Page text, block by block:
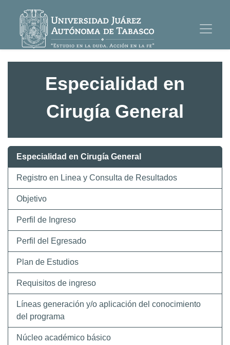
Especialidad en
Cirugía General
Especialidad en Cirugía General
Registro en Linea y Consulta de Resultados
Objetivo
Perfil de Ingreso
Perfil del Egresado
Plan de Estudios
Requisitos de ingreso
Líneas generación y/o aplicación del conocimiento
del programa
Núcleo académico básico